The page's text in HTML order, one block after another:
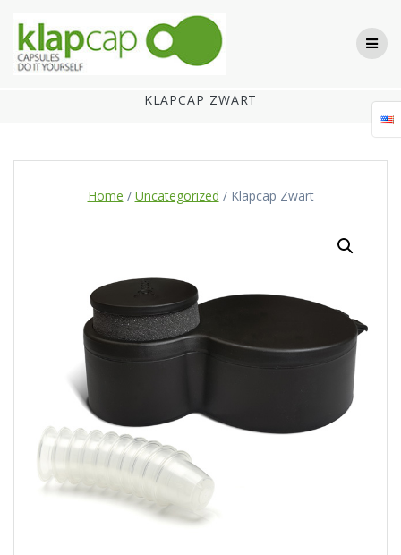
to
content
KLAPCAP ZWART
Home / Uncategorized / Klapcap Zwart